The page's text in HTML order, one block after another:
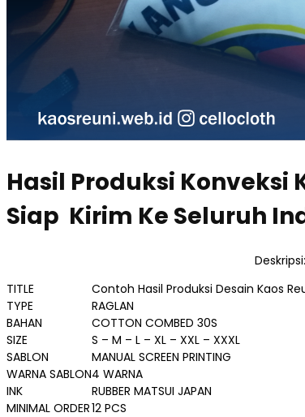
Hasil Produksi Konveksi
Siap Kirim Ke Seluruh
Deskripsi:
TITLE
Contoh Hasil Produksi Desain Kaos
TYPE
RAGLAN
BAHAN
COTTON COMBED 30S
SIZE
S – M – L – XL – XXL – XXXL
SABLON
MANUAL SCREEN PRINTING
WARNA SABLON4 WARNA
INK
RUBBER MATSUI JAPAN
MINIMAL ORDER12 PCS